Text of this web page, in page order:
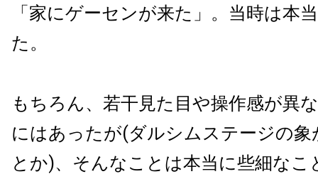
「家にゲーセンが来た」。当時は本
た。
もちろん、若干見た目や操作感が異
にはあったが(ダルシムステージの
とか)、そんなことは本当に些細なこ